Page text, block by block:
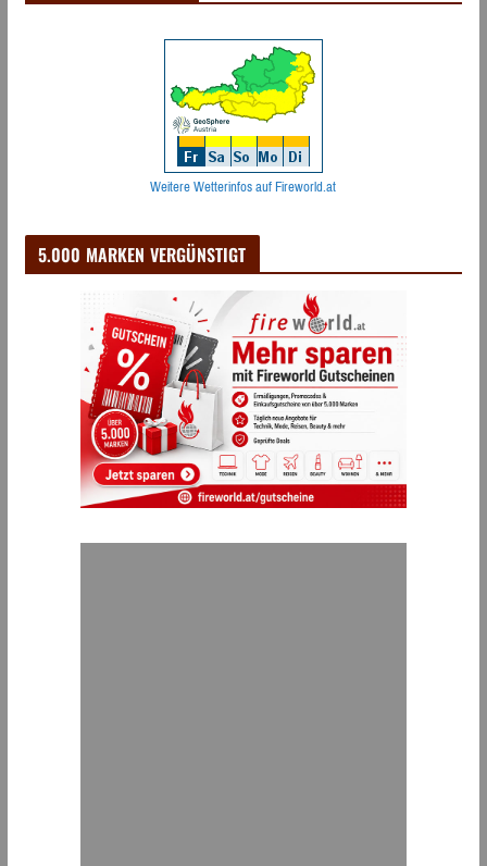
Weitere Wetterinfos auf Fireworld.at
5.000 MARKEN VERGÜNSTIGT